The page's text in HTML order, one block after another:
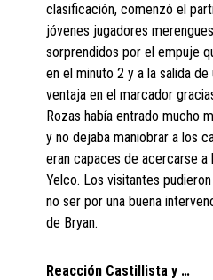
clasificación, comenzó el
jóvenes jugadores
sorprendidos por el empuje
en el minuto 2 y a la salida
ventaja en el marcador
Rozas había entrado mucho
y no dejaba maniobrar a los
eran capaces de acercarse
Yelco. Los visitantes
no ser por una buena
de Bryan.
Reacción Castillista y …